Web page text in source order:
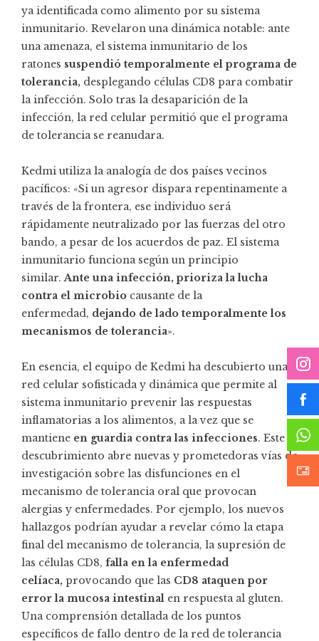
ya identificada como alimento por su sistema
inmunitario. Revelaron una dinámica notable: ante
una amenaza, el sistema inmunitario de los
ratones suspendió temporalmente el programa de
tolerancia, desplegando células CD8 para combatir
la infección. Solo tras la desaparición de la
infección, la red celular permitió que el programa
de tolerancia se reanudara.
Kedmi utiliza la analogía de dos países vecinos
pacíficos: «Si un agresor dispara repentinamente a
través de la frontera, ese individuo será
rápidamente neutralizado por las fuerzas del otro
bando, a pesar de los acuerdos de paz. El sistema
inmunitario funciona según un principio
similar.Ante una infección, prioriza la lucha
contra el microbio causante de la
enfermedad, dejando de lado temporalmente los
mecanismos de tolerancia».
En esencia, el equipo de Kedmi ha descubierto una
red celular sofisticada y dinámica que permite al
sistema inmunitario prevenir las respuestas
inflamatorias a los alimentos, a la vez que se
mantiene en guardia contra las infecciones. Este
descubrimiento abre nuevas y prometedoras vías de
investigación sobre las disfunciones en el
mecanismo de tolerancia oral que provocan
alergias y enfermedades. Por ejemplo, los nuevos
hallazgos podrían ayudar a revelar cómo la etapa
final del mecanismo de tolerancia, la supresión de
las células CD8, falla en la enfermedad
celíaca, provocando que las CD8 ataquen por
error la mucosa intestinal en respuesta al gluten.
Una comprensión detallada de los puntos
específicos de fallo dentro de la red de tolerancia